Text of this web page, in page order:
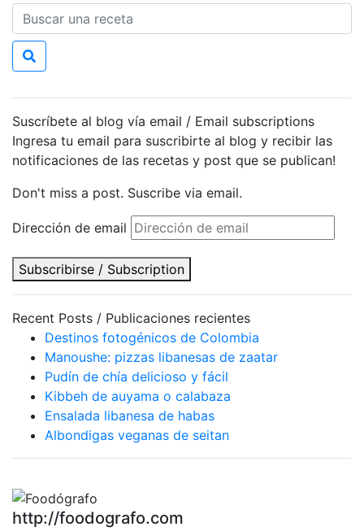
Suscríbete al blog vía email / Email subscriptions
Ingresa tu email para suscribirte al blog y recibir las
notificaciones de las recetas y post que se publican!
Don't miss a post. Suscribe via email.
Dirección de email
Subscribirse / Subscription
Recent Posts / Publicaciones recientes
Destinos fotogénicos de Colombia
Manoushe: pizzas libanesas de zaatar
Pudín de chía delicioso y fácil
Kibbeh de auyama o calabaza
Ensalada libanesa de habas
Albondigas veganas de seitan
http://foodografo.com